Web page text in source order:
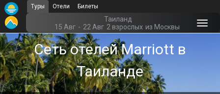
Туры Отели Билеты
Таиланд
15 Авг - 22 Авг 2 взрослых из Москвы
Сеть отелей Marriott в
Таиланде
Главная
Таиланд - Курорты
Офис г. Москва
Помощь